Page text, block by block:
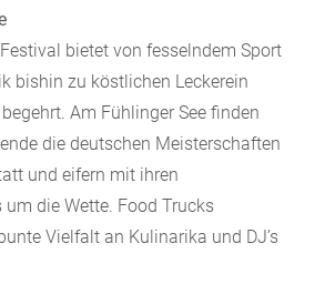
bietet von fesselndem Sport
bishin zu köstlichen Leckerein
Am Fühlinger See finden
die deutschen Meisterschaften
und eifern mit ihren
die Wette. Food Trucks
Vielfalt an Kulinarika und DJ’s